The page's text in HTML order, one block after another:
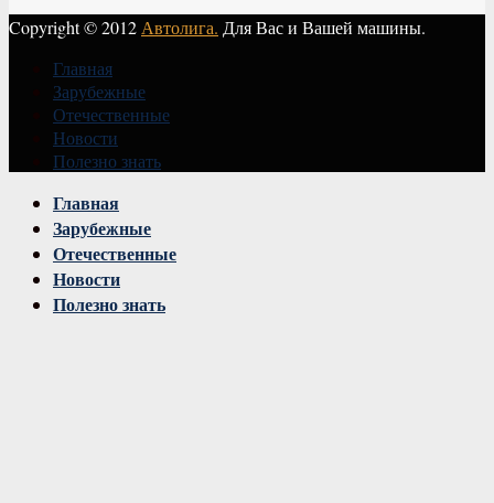
Copyright © 2012 Автолига. Для Вас и Вашей машины.
Главная
Зарубежные
Отечественные
Новости
Полезно знать
Главная
Зарубежные
Отечественные
Новости
Полезно знать